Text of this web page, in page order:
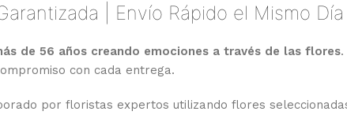
| Envío Rápido el Mismo
de 56 años creando emociones a través de las flores
con cada entrega.
por floristas expertos utilizando flores